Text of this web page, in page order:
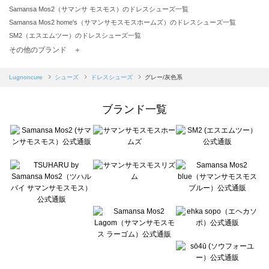
Samansa Mos2（サマンサ モスモス）のドレスシューズ一覧
Samansa Mos2 home's（サマンサモスモスホームズ）のドレスシューズ一覧
SM2（エスエムツー）のドレスシューズ一覧
Samansa Mos2 blue（サマンサモスモス ブルー）のドレスシューズ一覧
sō4ū（ソウフォーユー）のドレスシューズ一覧
Te chichi（テチチ）のドレスシューズ一覧
Te chichi CLASSIC（テチチ クラシック）のドレスシューズ一覧
Lugnoncure（ルノンキュール）のドレスシューズ一覧
BETTY'S BLUE（べティーズブルー）のドレスシューズ一覧
Wpc.（ワールドパーティー）のドレスシューズ一覧
その他のブランド ＋
Lugnoncure シューズ ドレスシューズ グレー/灰色系
ブランド一覧